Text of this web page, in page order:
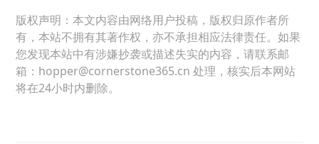
版权声明：本文内容由网络用户投稿，版权归原作者所
有，本站不拥有其著作权，亦不承担相应法律责任。如果
您发现本站中有涉嫌抄袭或描述失实的内容，请联系邮
箱：hopper@cornerstone365.cn 处理，核实后本网站
将在24小时内删除。